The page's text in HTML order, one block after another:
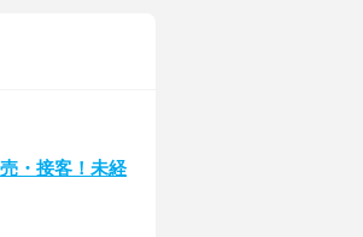
・接客！未経